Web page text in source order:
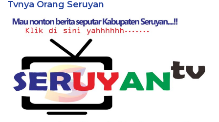
Tvnya Orang Seruyan